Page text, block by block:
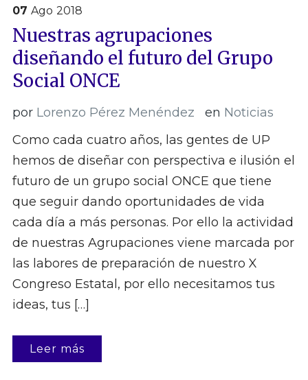
07 Ago 2018
Nuestras agrupaciones
diseñando el futuro del Grupo
Social ONCE
por Lorenzo Pérez Menéndez en Noticias
Como cada cuatro años, las gentes de UP
hemos de diseñar con perspectiva e ilusión el
futuro de un grupo social ONCE que tiene
que seguir dando oportunidades de vida
cada día a más personas. Por ello la actividad
de nuestras Agrupaciones viene marcada por
las labores de preparación de nuestro X
Congreso Estatal, por ello necesitamos tus
ideas, tus […]
Leer más